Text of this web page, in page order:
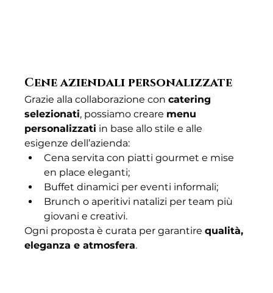
Cene aziendali personalizzate
Grazie alla collaborazione con catering
selezionati, possiamo creare menu
personalizzati in base allo stile e alle
esigenze dell’azienda:
Cena servita con piatti gourmet e mise
en place eleganti;
Buffet dinamici per eventi informali;
Brunch o aperitivi natalizi per team più
giovani e creativi.
Ogni proposta è curata per garantire qualità,
eleganza e atmosfera.